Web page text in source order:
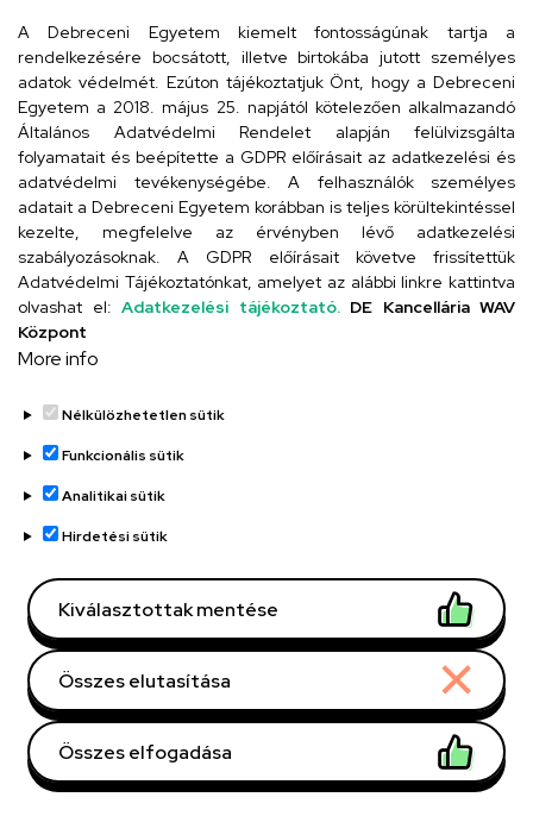
DE telefonkönyvében|Súgó Hibabejelentés
Kapcsolat
OM: 031200/002
Lajos Gyakorló Gimnáziuma
és Általános Iskolája Kossuth
utcai feladatellátási hely
("Kiskossuth")
Telefonszám
+36 52 518 616
Email
iskola@kossuth-alt.unideb.hu
Cím
4024 Debrecen, Kossuth utca 33.
A Debreceni Egyetem kiemelt fontosságúnak tartja a
rendelkezésére bocsátott, illetve birtokába jutott személyes
adatok védelmét. Ezúton tájékoztatjuk Önt, hogy a Debreceni
Egyetem a 2018. május 25. napjától kötelezően alkalmazandó
Általános Adatvédelmi Rendelet alapján felülvizsgálta
folyamatait és beépítette a GDPR előírásait az adatkezelési és
adatvédelmi tevékenységébe. A felhasználók személyes
adatait a Debreceni Egyetem korábban is teljes körültekintéssel
kezelte, megfelelve az érvényben lévő adatkezelési
szabályozásoknak. A GDPR előírásait követve frissítettük
Adatvédelmi Tájékoztatónkat, amelyet az alábbi linkre kattintva
olvashat el: Adatkezelési tájékoztató. DE Kancellária WAV
Központ
More info
Nélkülözhetetlen sütik
Funkcionális sütik
Analitikai sütik
Hirdetési sütik
Kiválasztottak mentése
Összes elutasítása
Összes elfogadása